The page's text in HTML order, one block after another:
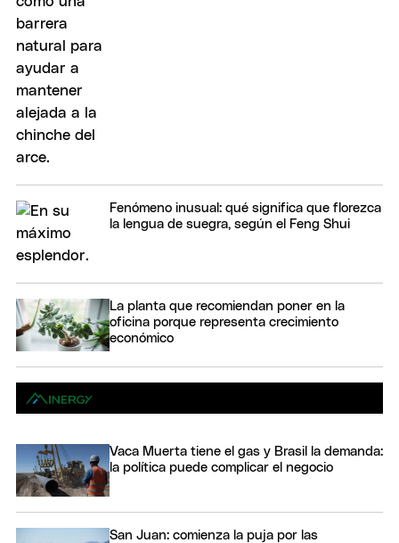
Fenómeno inusual: qué significa que florezca
la lengua de suegra, según el Feng Shui
La planta que recomiendan poner en la
oficina porque representa crecimiento
económico
Vaca Muerta tiene el gas y Brasil la demanda:
la política puede complicar el negocio
San Juan: comienza la puja por las